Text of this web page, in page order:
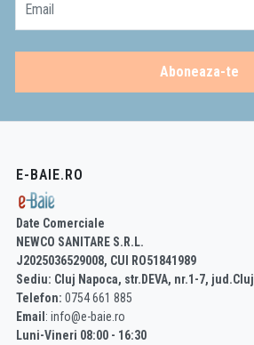
Email
Aboneaza-te
E-BAIE.RO
Date Comerciale
NEWCO SANITARE S.R.L.
J2025036529008, CUI RO51841989
Sediu: Cluj Napoca, str.DEVA, nr.1-7, jud.Cluj
Telefon: 0754 661 885
Email : info@e-baie.ro
Luni-Vineri 08:00 - 16:30